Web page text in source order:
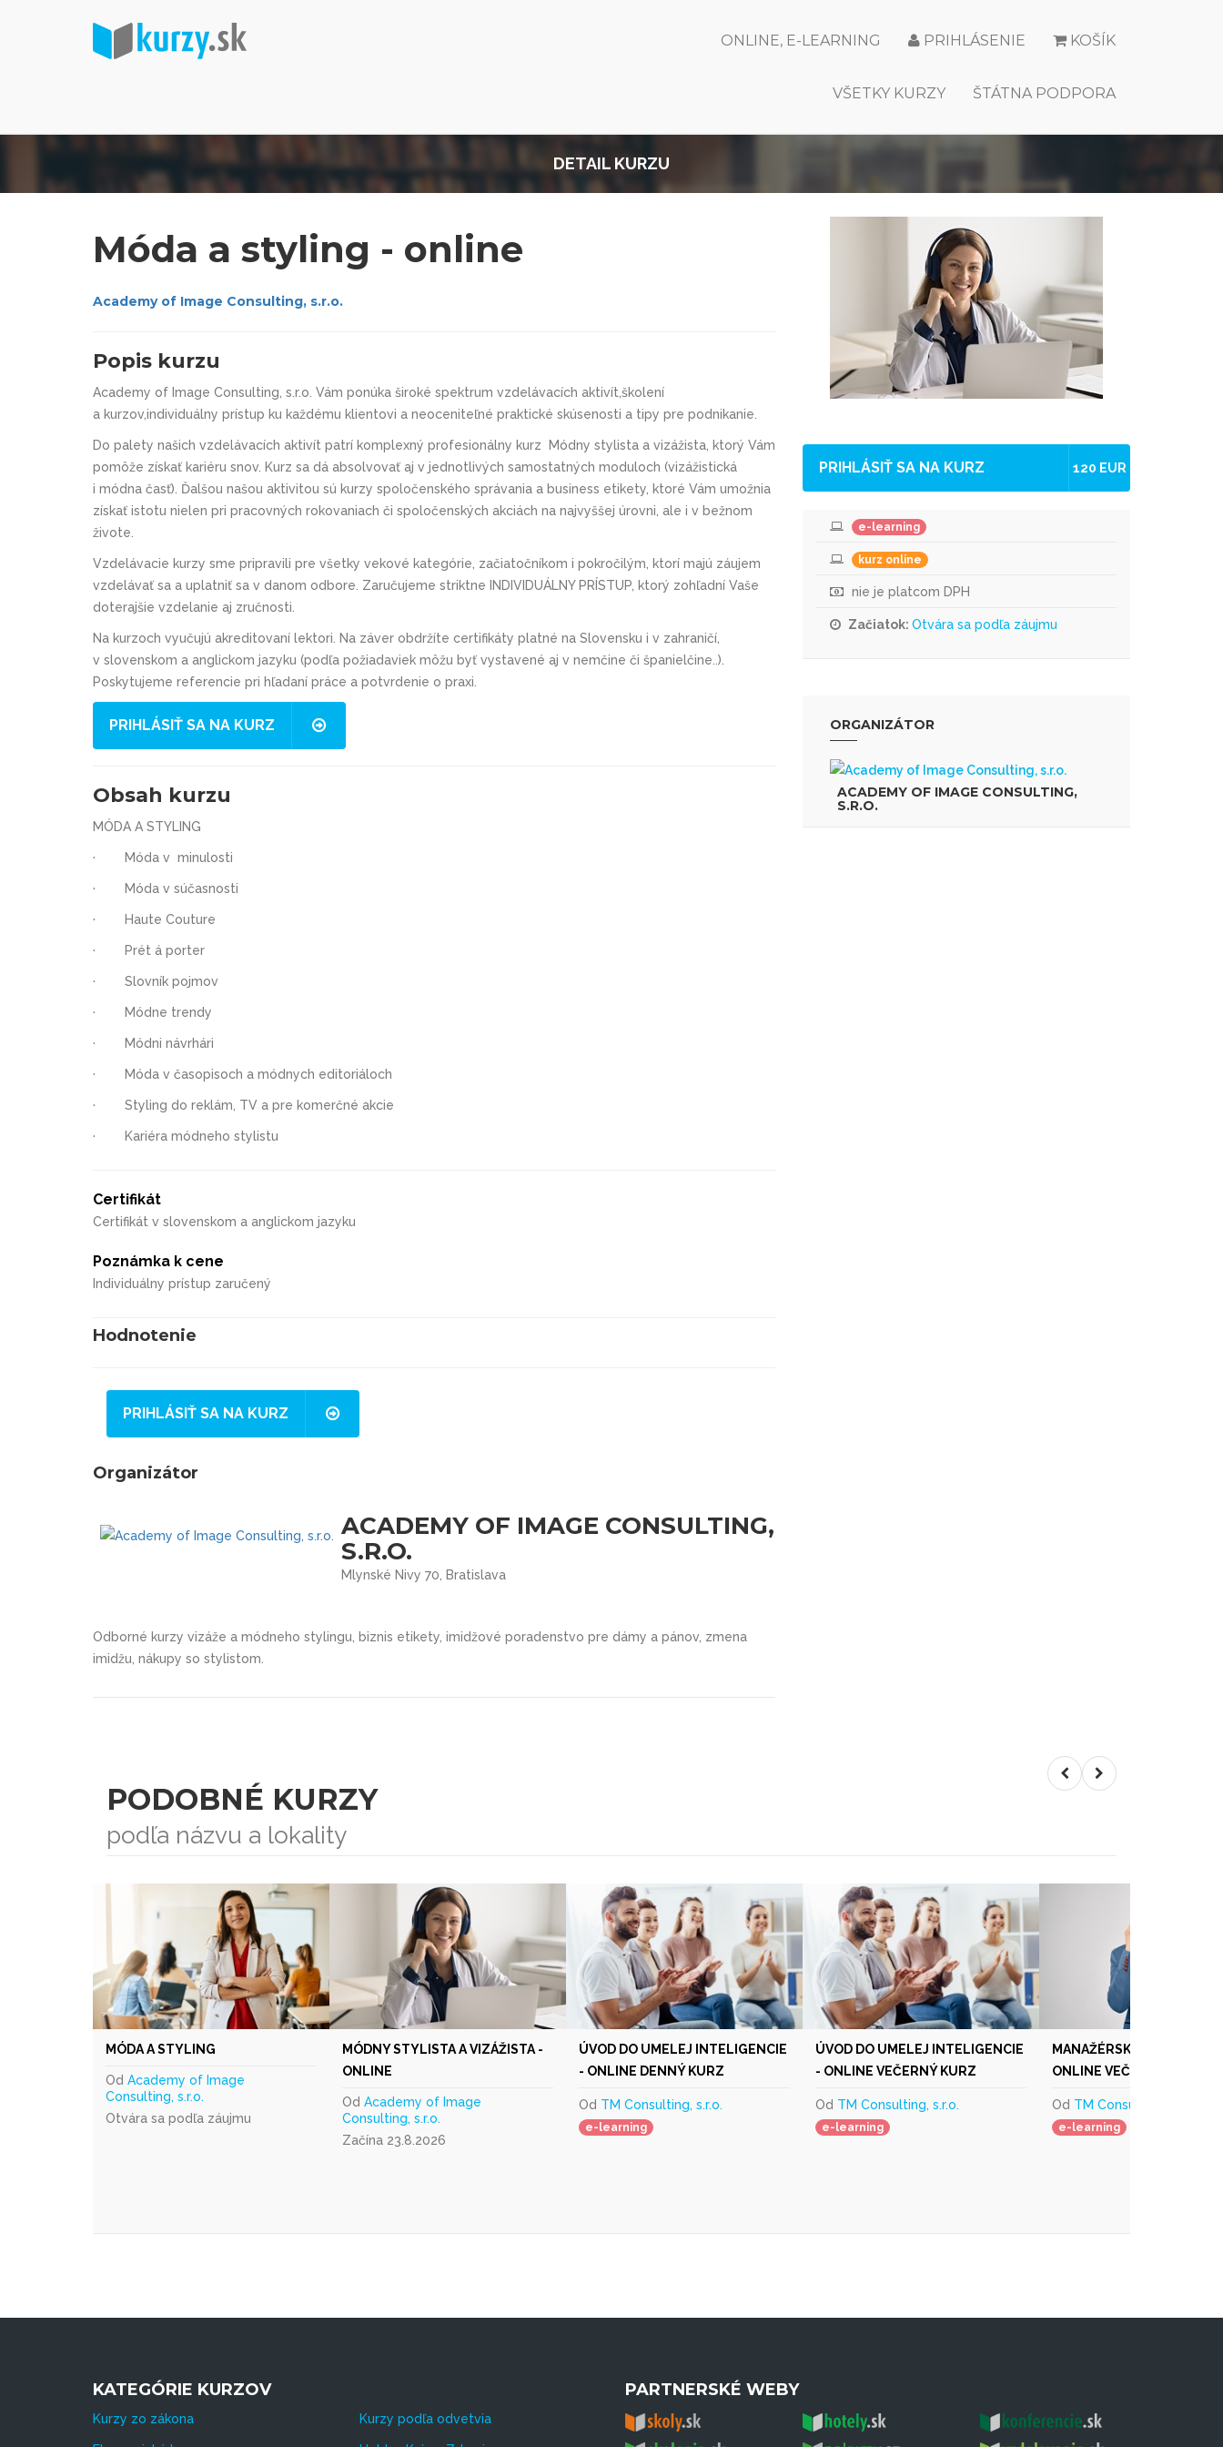
KOŠÍK
PRIHLÁSENIE
ONLINE, E-LEARNING
ŠTÁTNA PODPORA
VŠETKY KURZY
DETAIL KURZU
Móda a styling - online
Academy of Image Consulting, s.r.o.
Popis kurzu
Academy of Image Consulting, s.r.o. Vám ponúka široké spektrum vzdelávacích aktivít,školení
a kurzov,individuálny prístup ku každému klientovi a neoceniteľné praktické skúsenosti a tipy pre podnikanie.
Do palety našich vzdelávacích aktivít patrí komplexný profesionálny kurz Módny stylista a vizážista, ktorý Vám
pomôže získať kariéru snov. Kurz sa dá absolvovať aj v jednotlivých samostatných moduloch (vizážistická
i módna časť). Ďalšou našou aktivitou sú kurzy spoločenského správania a business etikety, ktoré Vám umožnia
získať istotu nielen pri pracovných rokovaniach či spoločenských akciách na najvyššej úrovni, ale i v bežnom
živote.
Vzdelávacie kurzy sme pripravili pre všetky vekové kategórie, začiatočníkom i pokročilým, ktorí majú záujem
vzdelávať sa a uplatniť sa v danom odbore. Zaručujeme striktne INDIVIDUÁLNY PRÍSTUP, ktorý zohľadní Vaše
doterajšie vzdelanie aj zručnosti.
Na kurzoch vyučujú akreditovaní lektori. Na záver obdržíte certifikáty platné na Slovensku i v zahraničí,
v slovenskom a anglickom jazyku (podľa požiadaviek môžu byť vystavené aj v nemčine či španielčine..).
Poskytujeme referencie pri hľadaní práce a potvrdenie o praxi.
PRIHLÁSIŤ SA NA KURZ
Obsah kurzu
MÓDA A STYLING
· Móda v minulosti
· Móda v súčasnosti
· Haute Couture
· Prét á porter
· Slovník pojmov
· Módne trendy
· Módni návrhári
· Móda v časopisoch a módnych editoriáloch
· Styling do reklám, TV a pre komerčné akcie
· Kariéra módneho stylistu
Certifikát
Certifikát v slovenskom a anglickom jazyku
Poznámka k cene
Individuálny prístup zaručený
Hodnotenie
PRIHLÁSIŤ SA NA KURZ
Organizátor
ACADEMY OF IMAGE CONSULTING,
S.R.O.
Mlynské Nivy 70, Bratislava
Odborné kurzy vizáže a módneho stylingu, biznis etikety, imidžové poradenstvo pre dámy a pánov, zmena
imidžu, nákupy so stylistom.
PRIHLÁSIŤ SA NA KURZ 120 EUR
e-learning
kurz online
nie je platcom DPH
Začiatok: Otvára sa podľa záujmu
ORGANIZÁTOR
ACADEMY OF IMAGE CONSULTING,
S.R.O.
PODOBNÉ KURZY
podľa názvu a lokality
MÓDA A STYLING
Od Academy of Image
Consulting, s.r.o.
Otvára sa podľa záujmu
MÓDNY STYLISTA A VIZÁŽISTA -
ONLINE
Od Academy of Image
Consulting, s.r.o.
Začína 23.8.2026
ÚVOD DO UMELEJ INTELIGENCIE
- ONLINE DENNÝ KURZ
Od TM Consulting, s.r.o.
e-learning
ÚVOD DO UMELEJ INTELIGENCIE
- ONLINE VEČERNÝ KURZ
Od TM Consulting, s.r.o.
e-learning
MANAŽÉRSKA AKADÉMIA -
ONLINE VEČERNÝ KURZ
Od TM Consulting, s.r.o.
e-learning
KATEGÓRIE KURZOV
Kurzy zo zákona Kurzy podľa odvetvia
PARTNERSKÉ WEBY